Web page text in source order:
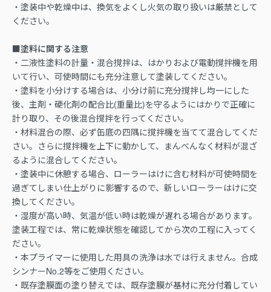
・塗装中や乾燥中は、換気をよくし火気の取り扱いは厳禁として
ください。
■塗料に関する注意
・二液性塗料の計量・混合撹拌は、はかりおよび電動撹拌機を用
いて行い、可使時間にも充分注意して塗装してください。
・塗料を小分けする場合は、小分け前に充分撹拌し均一にした
後、主剤・硬化剤の配合比(重量比)を守るようにはかりで正確に
計り取り、その後混合撹拌を行ってください。
・材料混合の際、必ず缶底の四隅に撹拌機を当てて混合してくだ
さい。さらに撹拌機を上下に動かして、まんべんなく材料が混ざ
るように混合してください。
・塗装中に休憩する場合、ローラーはけに含む材料が可使時間を
過ぎてしまい仕上がりに影響するので、新しいローラーはけに交
換してください。
・湿度が高い時、気温が低い時は乾燥が遅れる場合があります。
塗装工程では、常に乾燥状態を確認してから次の工程に入ってく
ださい。
・本プライマーに使用した用具の洗浄は水では行えません。合成
シンナーNo.2等をご使用ください。
・既存塗膜面の塗り替えでは、既存塗膜が基材に充分付着してい